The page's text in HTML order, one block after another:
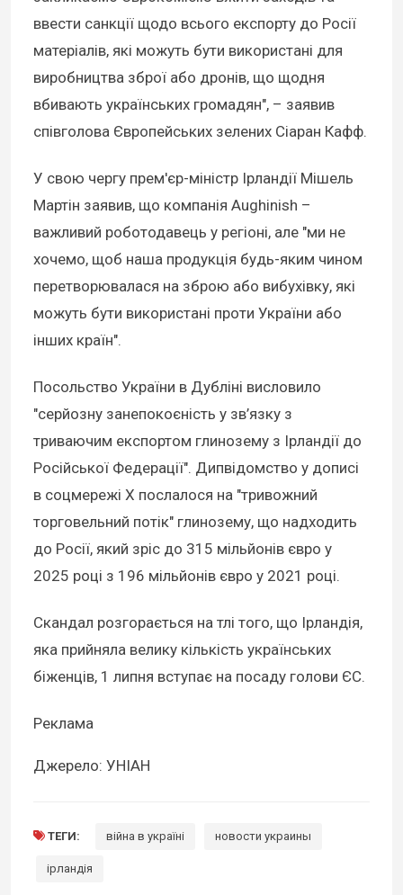
ввести санкції щодо всього експорту до Росії
матеріалів, які можуть бути використані для
виробництва зброї або дронів, що щодня
вбивають українських громадян", – заявив
співголова Європейських зелених Сіаран Кафф.
У свою чергу прем'єр-міністр Ірландії Мішель
Мартін заявив, що компанія Aughinish –
важливий роботодавець у регіоні, але "ми не
хочемо, щоб наша продукція будь-яким чином
перетворювалася на зброю або вибухівку, які
можуть бути використані проти України або
інших країн".
Посольство України в Дубліні висловило
"серйозну занепокоєність у зв’язку з
триваючим експортом глинозему з Ірландії до
Російської Федерації". Дипвідомство у дописі
в соцмережі X послалося на "тривожний
торговельний потік" глинозему, що надходить
до Росії, який зріс до 315 мільйонів євро у
2025 році з 196 мільйонів євро у 2021 році.
Скандал розгорається на тлі того, що Ірландія,
яка прийняла велику кількість українських
біженців, 1 липня вступає на посаду голови ЄС.
Реклама
Джерело: УНІАН
ТЕГИ: війна в україні новости украины
ірландія